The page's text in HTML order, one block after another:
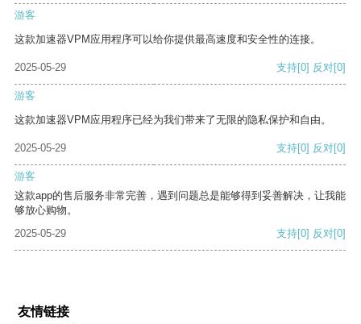
游客
这款加速器VPM应用程序可以给你提供最高速度和安全性的连接。
2025-05-29 支持[0] 反对[0]
游客
这款加速器VPM应用程序已经为我们带来了无限的隐私保护和自由。
2025-05-29 支持[0] 反对[0]
游客
这款app的售后服务非常完善，遇到问题总是能够得到妥善解决，让我能
够放心购物。
2025-05-29
支持[0] 反对[0]
友情链接